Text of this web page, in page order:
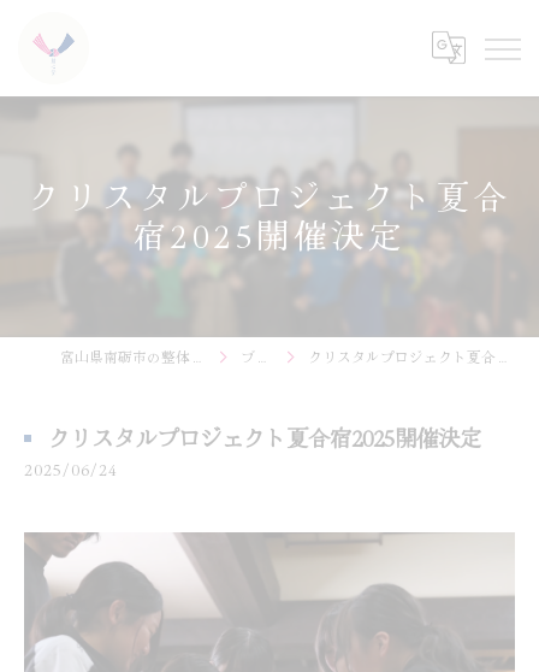
クリスタルプロジェクト夏合
宿2025開催決定
ブログ クリスタルプロジェクト夏合宿2025開催決定
クリスタルプロジェクト夏合宿2025開催決定
2025/06/24